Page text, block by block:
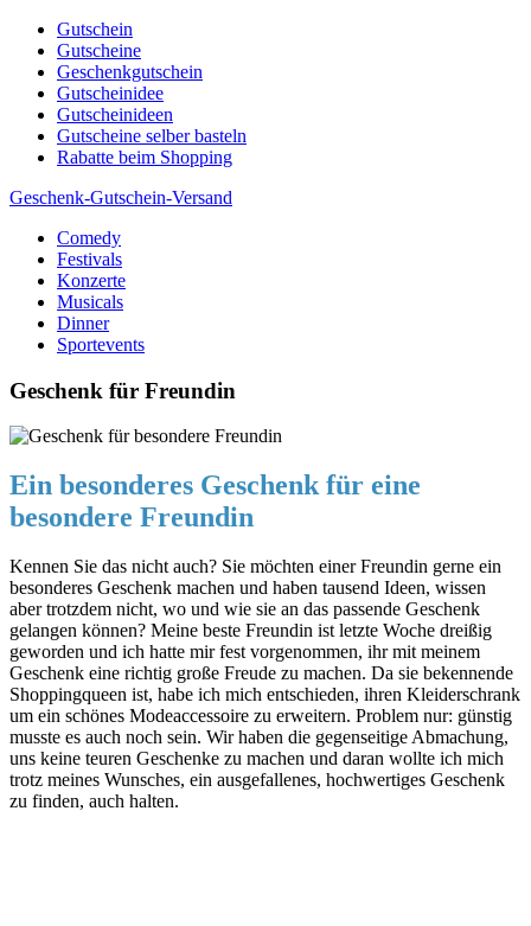
Skip
content
Gutschein
Gutscheine
Geschenkgutschein
Gutscheinidee
Gutscheinideen
Gutscheine selber basteln
Rabatte beim Shopping
Geschenk-Gutschein-Versand
Gutscheine, Gutscheinsprüche und Geschenkideen
Comedy
Festivals
Konzerte
Musicals
Dinner
Sportevents
Geschenk für Freundin
Ein besonderes Geschenk für eine
besondere Freundin
Kennen Sie das nicht auch? Sie möchten einer Freundin gerne ein
besonderes Geschenk machen und haben tausend Ideen, wissen
aber trotzdem nicht, wo und wie sie an das passende Geschenk
gelangen können? Meine beste Freundin ist letzte Woche dreißig
geworden und ich hatte mir fest vorgenommen, ihr mit meinem
Geschenk eine richtig große Freude zu machen. Da sie bekennende
Shoppingqueen ist, habe ich mich entschieden, ihren Kleiderschrank
um ein schönes Modeaccessoire zu erweitern. Problem nur: günstig
musste es auch noch sein. Wir haben die gegenseitige Abmachung,
uns keine teuren Geschenke zu machen und daran wollte ich mich
trotz meines Wunsches, ein ausgefallenes, hochwertiges Geschenk
zu finden, auch halten.